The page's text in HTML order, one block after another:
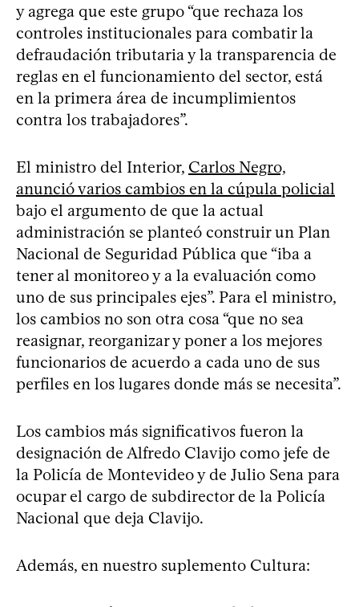
y agrega que este grupo “que rechaza los
controles institucionales para combatir la
defraudación tributaria y la transparencia de
reglas en el funcionamiento del sector, está
en la primera área de incumplimientos
contra los trabajadores”.
El ministro del Interior, Carlos Negro,
anunció varios cambios en la cúpula policial
bajo el argumento de que la actual
administración se planteó construir un Plan
Nacional de Seguridad Pública que “iba a
tener al monitoreo y a la evaluación como
uno de sus principales ejes”. Para el ministro,
los cambios no son otra cosa “que no sea
reasignar, reorganizar y poner a los mejores
funcionarios de acuerdo a cada uno de sus
perfiles en los lugares donde más se necesita”.
Los cambios más significativos fueron la
designación de Alfredo Clavijo como jefe de
la Policía de Montevideo y de Julio Sena para
ocupar el cargo de subdirector de la Policía
Nacional que deja Clavijo.
Además, en nuestro suplemento Cultura: